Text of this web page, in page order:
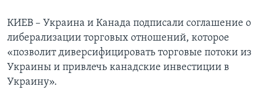
КИЕВ – Украина и Канада подписали соглашение о
либерализации торговых отношений, которое
«позволит диверсифицировать торговые потоки из
Украины и привлечь канадские инвестиции в
Украину».